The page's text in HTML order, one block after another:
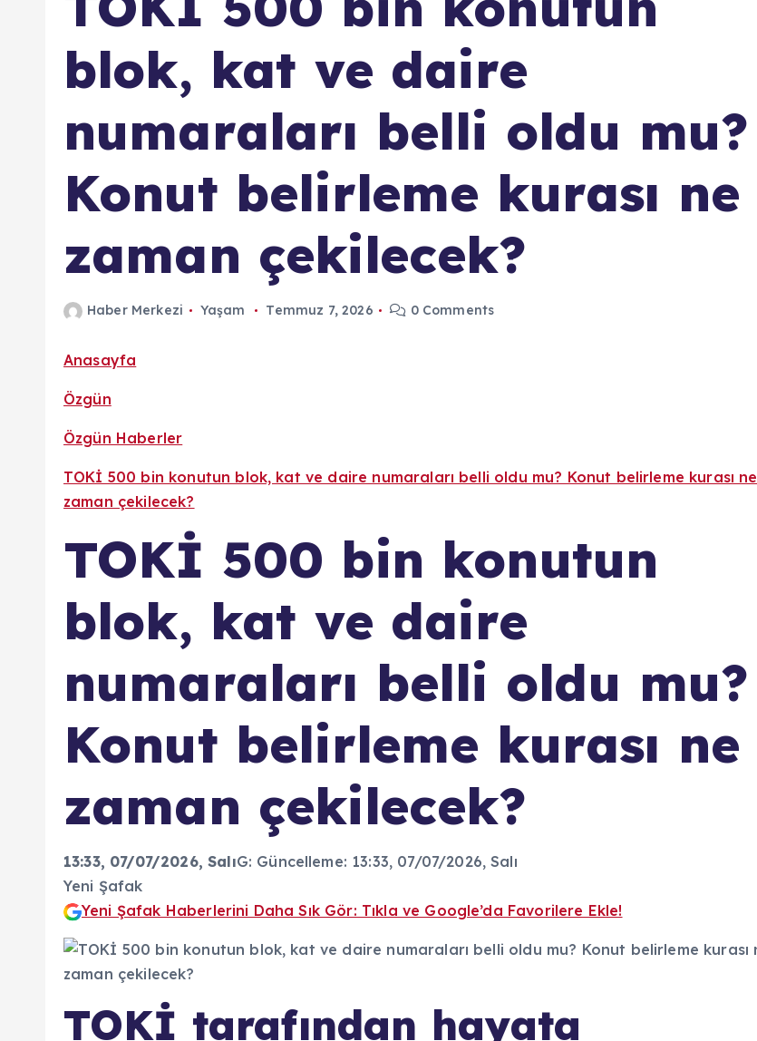
blok, kat ve daire
numaraları belli oldu mu?
Konut belirleme kurası ne
zaman çekilecek?
Haber Merkezi Yaşam Temmuz 7, 2026 0 Comments
Anasayfa
Özgün
Özgün Haberler
TOKİ 500 bin konutun blok, kat ve daire numaraları belli oldu mu? Konut belirleme kurası ne
zaman çekilecek?
TOKİ 500 bin konutun
blok, kat ve daire
numaraları belli oldu mu?
Konut belirleme kurası ne
zaman çekilecek?
13:33, 07/07/2026, SalıG: Güncelleme: 13:33, 07/07/2026, Salı
Yeni Şafak
Yeni Şafak Haberlerini Daha Sık Gör: Tıkla ve Google’da Favorilere Ekle!
TOKİ tarafından hayata